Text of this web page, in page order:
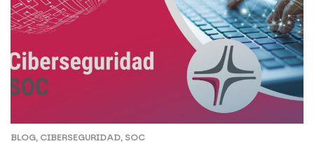
BLOG, CIBERSEGURIDAD, SOC